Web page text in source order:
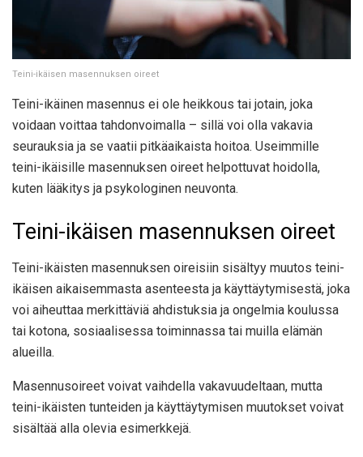
Teini-ikäisen masennuksen oireet
Teini-ikäinen masennus ei ole heikkous tai jotain, joka
voidaan voittaa tahdonvoimalla – sillä voi olla vakavia
seurauksia ja se vaatii pitkäaikaista hoitoa. Useimmille
teini-ikäisille masennuksen oireet helpottuvat hoidolla,
kuten lääkitys ja psykologinen neuvonta.
Teini-ikäisen masennuksen oireet
Teini-ikäisten masennuksen oireisiin sisältyy muutos teini-
ikäisen aikaisemmasta asenteesta ja käyttäytymisestä, joka
voi aiheuttaa merkittäviä ahdistuksia ja ongelmia koulussa
tai kotona, sosiaalisessa toiminnassa tai muilla elämän
alueilla.
Masennusoireet voivat vaihdella vakavuudeltaan, mutta
teini-ikäisten tunteiden ja käyttäytymisen muutokset voivat
sisältää alla olevia esimerkkejä.